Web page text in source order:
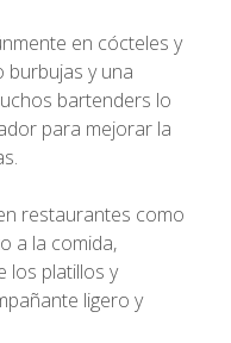
en cócteles y
y una
bartenders lo
para mejorar la
restaurantes como
a la comida,
los platillos y
ligero y